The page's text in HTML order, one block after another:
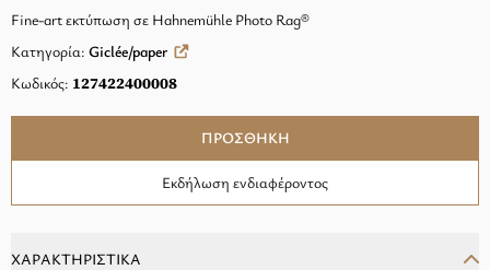
Fine-art εκτύπωση σε Hahnemühle Photo Rag®
Κατηγορία: Giclée/paper
Κωδικός: 127422400008
ΠΡΟΣΘΗΚΗ
Εκδήλωση ενδιαφέροντος
ΧΑΡΑΚΤΗΡΙΣΤΙΚΑ